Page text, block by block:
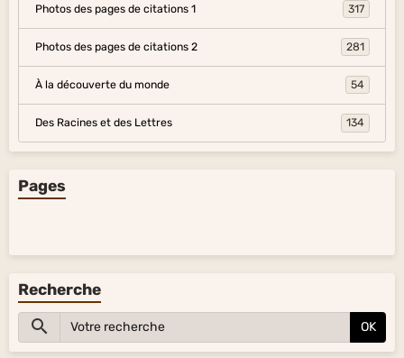
Photos des pages de citations 1 317
Photos des pages de citations 2 281
À la découverte du monde 54
Des Racines et des Lettres 134
Pages
Recherche
OK